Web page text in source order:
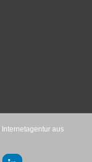
Internetagentur aus